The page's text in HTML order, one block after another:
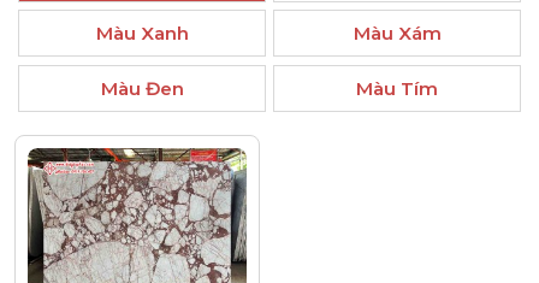
Màu Xanh Màu Xám
Màu Đen Màu Tím